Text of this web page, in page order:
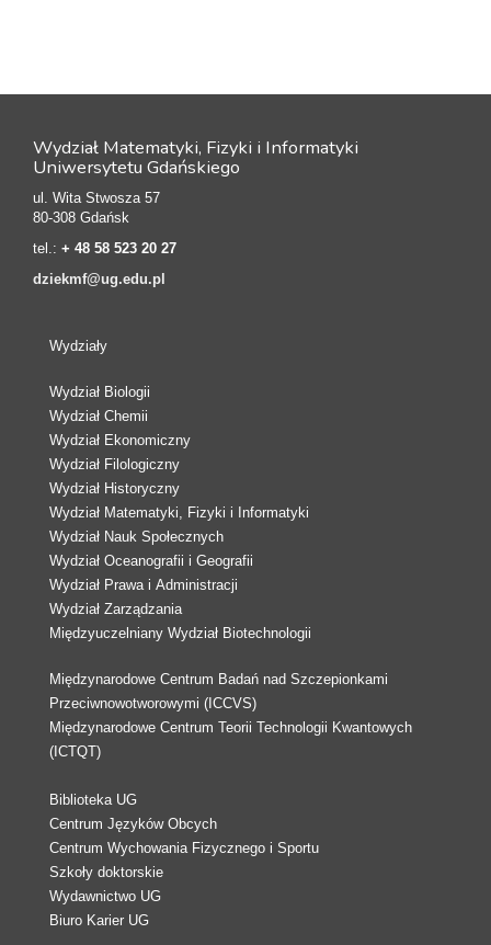
Wydział Matematyki, Fizyki i Informatyki
Uniwersytetu Gdańskiego
ul. Wita Stwosza 57
80-308 Gdańsk
tel.: + 48 58 523 20 27
dziekmf@ug.edu.pl
Wydziały
Wydział Biologii
Wydział Chemii
Wydział Ekonomiczny
Wydział Filologiczny
Wydział Historyczny
Wydział Matematyki, Fizyki i Informatyki
Wydział Nauk Społecznych
Wydział Oceanografii i Geografii
Wydział Prawa i Administracji
Wydział Zarządzania
Międzyuczelniany Wydział Biotechnologii
Międzynarodowe Centrum Badań nad Szczepionkami
Przeciwnowotworowymi (ICCVS)
Międzynarodowe Centrum Teorii Technologii Kwantowych
(ICTQT)
Biblioteka UG
Centrum Języków Obcych
Centrum Wychowania Fizycznego i Sportu
Szkoły doktorskie
Wydawnictwo UG
Biuro Karier UG